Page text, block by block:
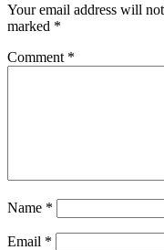
Your email address will
marked *
Comment *
Name *
Email *